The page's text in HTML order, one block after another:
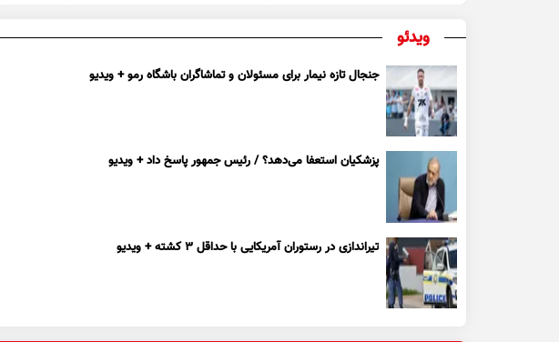
ویدئو
جنجال تازه نیمار برای مسئولان و تماشاگران باشگاه رمو + ویدیو
پزشکیان استعفا می‌دهد؟ / رئیس جمهور پاسخ داد + ویدیو
تیراندازی در رستوران آمریکایی با حداقل ۳ کشته + ویدیو